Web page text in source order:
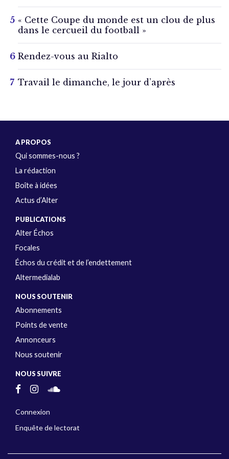
« Cette Coupe du monde est un clou de plus
dans le cercueil du football »
Rendez-vous au Rialto
Travail le dimanche, le jour d’après
A PROPOS
Qui sommes-nous ?
La rédaction
Boîte à idées
Actus d’Alter
PUBLICATIONS
Alter Échos
Focales
Échos du crédit et de l’endettement
Altermedialab
NOUS SOUTENIR
Abonnements
Points de vente
Annonceurs
Nous soutenir
NOUS SUIVRE
Connexion
Enquête de lectorat